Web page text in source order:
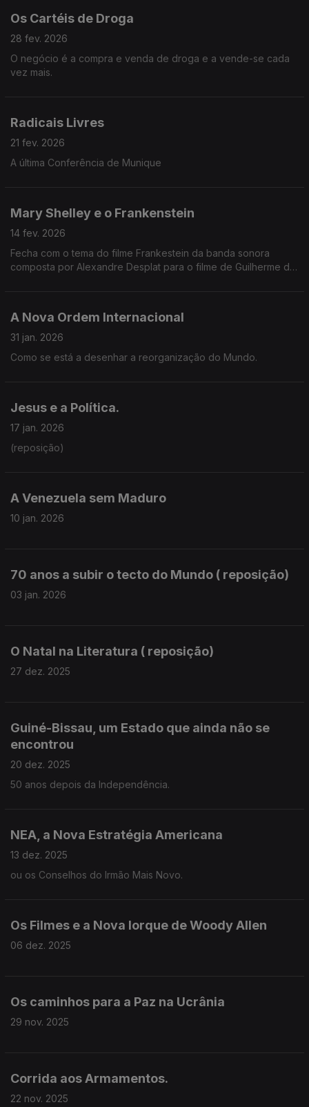
Os Cartéis de Droga
28 fev. 2026
O negócio é a compra e venda de droga e a vende-se cada
vez mais.
Radicais Livres
21 fev. 2026
A última Conferência de Munique
Mary Shelley e o Frankenstein
14 fev. 2026
Fecha com o tema do filme Frankestein da banda sonora
composta por Alexandre Desplat para o filme de Guilherme del
A Nova Ordem Internacional
31 jan. 2026
Como se está a desenhar a reorganização do Mundo.
Jesus e a Política.
17 jan. 2026
(reposição)
A Venezuela sem Maduro
10 jan. 2026
70 anos a subir o tecto do Mundo ( reposição)
03 jan. 2026
O Natal na Literatura ( reposição)
27 dez. 2025
Guiné-Bissau, um Estado que ainda não se
encontrou
20 dez. 2025
50 anos depois da Independência.
NEA, a Nova Estratégia Americana
13 dez. 2025
ou os Conselhos do Irmão Mais Novo.
Os Filmes e a Nova Iorque de Woody Allen
06 dez. 2025
Os caminhos para a Paz na Ucrânia
29 nov. 2025
Corrida aos Armamentos.
22 nov. 2025